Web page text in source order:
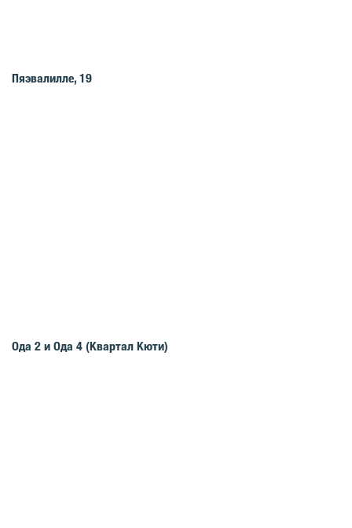
Пяэвалилле, 19
Oдa 2 и Oдa 4 (Квартал Кюти)